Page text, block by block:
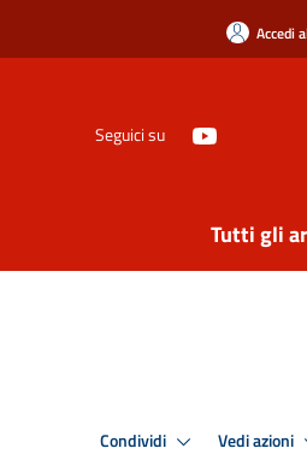
Accedi
Seguici su
Tutti gli
Condividi Vedi azioni